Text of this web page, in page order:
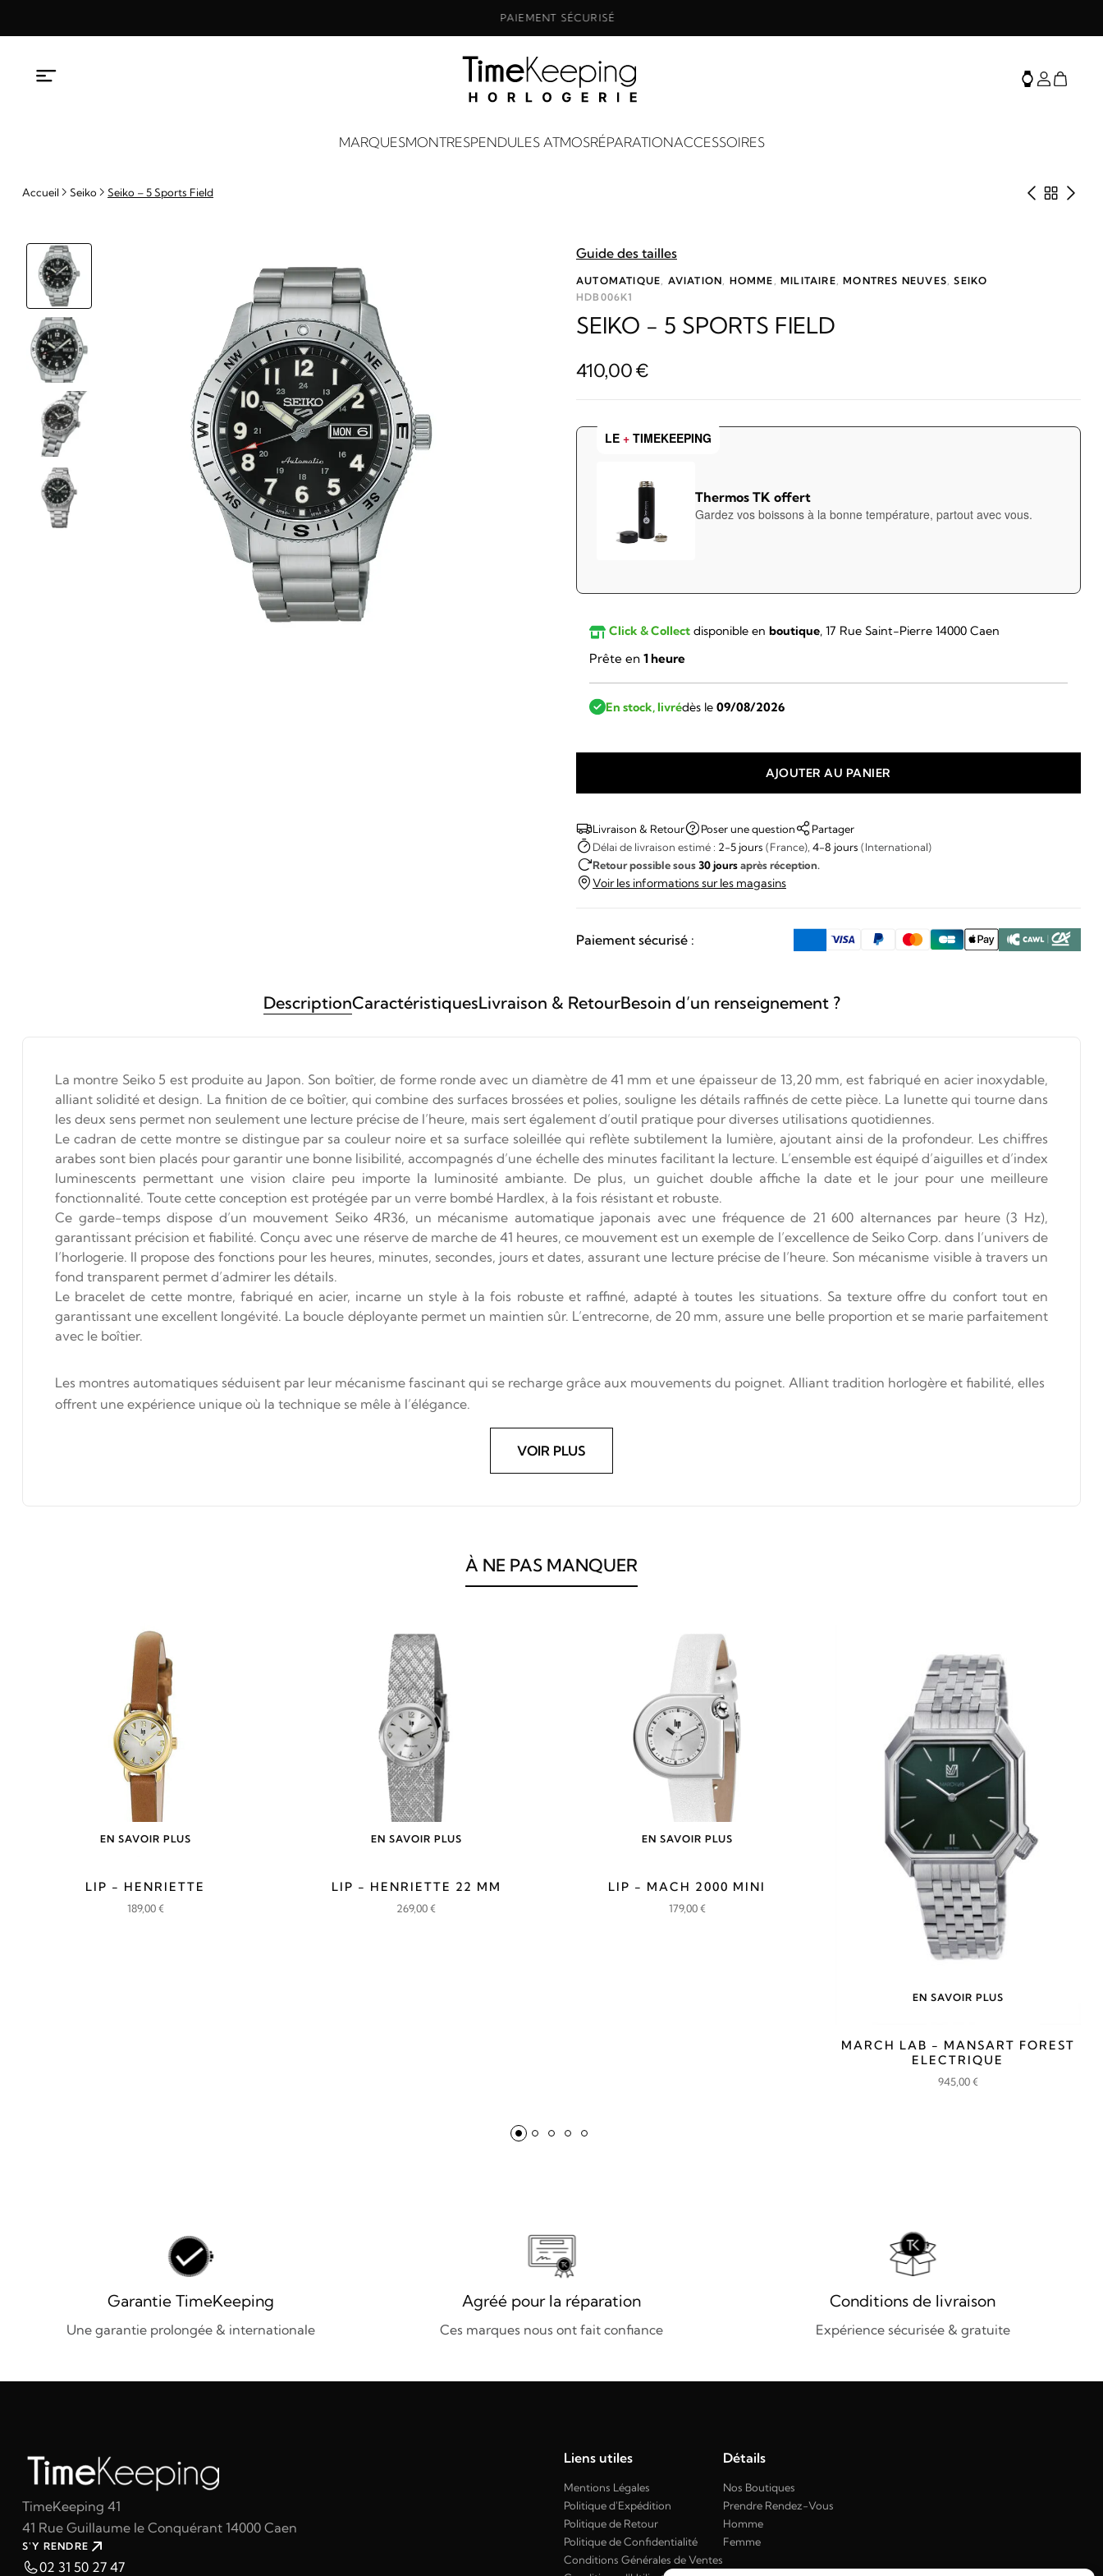
PAIEMENT SÉCURISÉ
MARQUESMONTRESPENDULES ATMOSRÉPARATIONACCESSOIRES
Accueil Seiko Seiko – 5 Sports Field Produit
Guide des tailles
AUTOMATIQUE AVIATION HOMME ,MILITAIRE ,MONTRES NEUVES ,SEIKO
HDB006K1
SEIKO - 5 SPORTS FIELD
410,00€
LE + TIMEKEEPING
Thermos TK offert
Gardez vos boissons à la bonne température, partout avec vous.
Click & Collect disponible en boutique, 17 Rue Saint-Pierre 14000 Caen
Prête en 1 heure
En stock, livrédès le 09/08/2026
Seiko
-
5
Sports
AJOUTER AU PANIER
Livraison & Retour Poser une question
Partager
Délai de livraison estimé : 2-5 jours (France), 4-8 jours (International)
Retour possible sous30 joursaprès réception.
Voir les informations sur les magasins
Paiement sécurisé :
DescriptionCaractéristiquesLivraison & RetourBesoin d’un renseignement ?
La montre Seiko 5 est produite au Japon. Son boîtier, de forme ronde avec un diamètre de 41 mm et une épaisseur de 13,20 mm, est fabriqué en acier inoxydable,
alliant solidité et design. La finition de ce boîtier, qui combine des surfaces brossées et polies, souligne les détails raffinés de cette pièce. La lunette qui tourne dans
les deux sens permet non seulement une lecture précise de l’heure, mais sert également d’outil pratique pour diverses utilisations quotidiennes.
Le cadran de cette montre se distingue par sa couleur noire et sa surface soleillée qui reflète subtilement la lumière, ajoutant ainsi de la profondeur. Les chiffres
arabes sont bien placés pour garantir une bonne lisibilité, accompagnés d’une échelle des minutes facilitant la lecture. L’ensemble est équipé d’aiguilles et d’index
luminescents permettant une vision claire peu importe la luminosité ambiante. De plus, un guichet double affiche la date et le jour pour une meilleure
fonctionnalité. Toute cette conception est protégée par un verre bombé Hardlex, à la fois résistant et robuste.
Ce garde-temps dispose d’un mouvement Seiko 4R36, un mécanisme automatique japonais avec une fréquence de 21 600 alternances par heure (3 Hz),
garantissant précision et fiabilité. Conçu avec une réserve de marche de 41 heures, ce mouvement est un exemple de l’excellence de Seiko Corp. dans l’univers de
l’horlogerie. Il propose des fonctions pour les heures, minutes, secondes, jours et dates, assurant une lecture précise de l’heure. Son mécanisme visible à travers un
fond transparent permet d’admirer les détails.
Le bracelet de cette montre, fabriqué en acier, incarne un style à la fois robuste et raffiné, adapté à toutes les situations. Sa texture offre du confort tout en
garantissant une excellent longévité. La boucle déployante permet un maintien sûr. L’entrecorne, de 20 mm, assure une belle proportion et se marie parfaitement
avec le boîtier.
Les montres automatiques séduisent par leur mécanisme fascinant qui se recharge grâce aux mouvements du poignet. Alliant tradition horlogère et fiabilité, elles
offrent une expérience unique où la technique se mêle à l’élégance.
VOIR PLUS
À NE PAS MANQUER
EN SAVOIR PLUS
LIP - HENRIETTE
189,00€
EN SAVOIR PLUS
LIP - HENRIETTE 22 MM
269,00€
EN SAVOIR PLUS
LIP - MACH 2000 MINI
179,00€
EN SAVOIR PLUS
MARCH LAB - MANSART FOREST
ELECTRIQUE
945,00€
Garantie TimeKeeping
Une garantie prolongée & internationale
Agréé pour la réparation
Ces marques nous ont fait confiance
Conditions de livraison
Expérience sécurisée & gratuite
TimeKeeping 41
41 Rue Guillaume le Conquérant 14000 Caen
S'Y RENDRE
02 31 50 27 47
Liens utiles
Mentions Légales
Politique d'Expédition
Politique de Retour
Politique de Confidentialité
Conditions Générales de Ventes
Détails
Nos Boutiques
Prendre Rendez-Vous
Homme
Femme